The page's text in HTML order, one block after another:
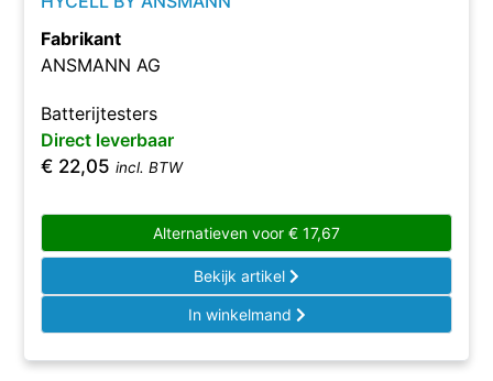
Fabrikant
‍ANSMANN AG
Batterijtesters
Direct leverbaar
€ 22,05 incl. BTW
Alternatieven voor € 17,67
Bekijk artikel
In winkelmand